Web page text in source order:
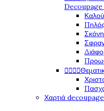

Χαρτιά decoupage